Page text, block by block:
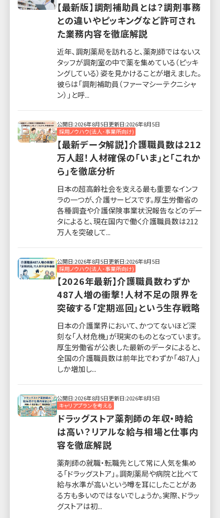
【最新版】調剤補助員とは？調剤事務
との違いやピッキングなど許可され
た業務内容を徹底解説
近年、調剤薬局を訪れると、薬剤師ではないス
タッフが調剤室の中で薬を集めている（ピッキ
ングしている）姿を見かけることが増えました。
彼らは「調剤補助員（ファーマシーテクニシャ
ン）」と呼...
採用ノウハウ(法人･事業所向け)
公開日:2026年8月5日更新日:2026年8月5日
【最新データ解説】介護職員数は212
万人超！人材確保の「いま」と「これか
ら」を徹底分析
日本の超高齢社会を支える最も重要なインフ
ラの一つが、介護サービスです。厚生労働省の
各種調査や介護保険事業状況報告などのデー
タによると、現在国内で働く介護職員数は212
万人を突破して...
採用ノウハウ(法人･事業所向け)
公開日:2026年8月5日更新日:2026年8月5日
【2026年最新】介護職員数わずか
487人増の衝撃！人材不足の限界を
突破する「定期巡回」という生存戦略
日本の介護業界において、かつてないほど深
刻な「人材危機」が現実のものとなっています。
厚生労働省が公表した最新のデータによると、
全国の介護職員数は前年比でわずか「487人」
しか増加し...
キャリアプランを考える
公開日:2026年8月5日更新日:2026年8月5日
ドラッグストア薬剤師の年収・時給
は高い？リアルな給与相場と仕事内
容を徹底解説
薬剤師の就職・転職先として常に人気を集め
る「ドラッグストア」。調剤薬局や病院と比べて
給与水準が高いという噂を耳にしたことがあ
る方も多いのではないでしょうか。実際、ドラッ
グストアは初...